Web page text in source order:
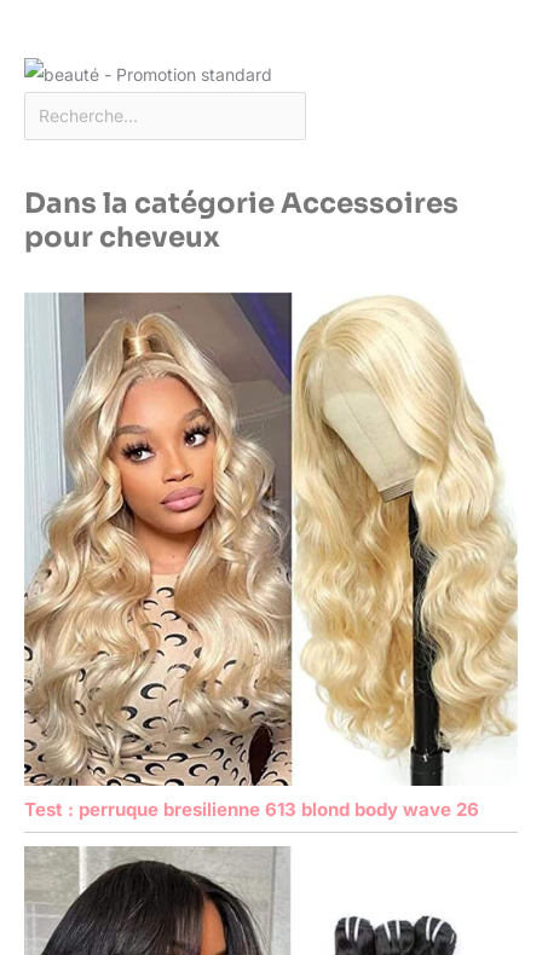
Dans la catégorie Accessoires
pour cheveux
Test : perruque bresilienne 613 blond body wave 26